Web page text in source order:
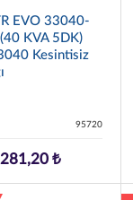
EVO 33040-
KVA 5DK)
Kesintisiz
95720
₺